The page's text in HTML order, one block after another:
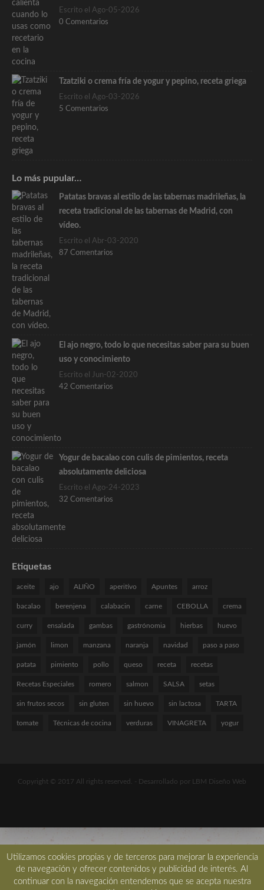
Escrito el Ago-05-2026
0 Comentarios
Tzatziki o crema fría de yogur y pepino, receta griega
Escrito el Ago-03-2026
5 Comentarios
Lo más pupular…
Patatas bravas al estilo de las tabernas madrileñas, la
receta tradicional de las tabernas de Madrid, con
vídeo.
Escrito el Abr-03-2020
87 Comentarios
El ajo negro, todo lo que necesitas saber para su buen
uso y conocimiento
Escrito el Jun-02-2020
42 Comentarios
Yogur de bacalao con culis de pimientos, receta
absolutamente deliciosa
Escrito el Ago-24-2023
32 Comentarios
Etiquetas
aceite ajo ALIÑO aperitivo Apuntes arroz
bacalao berenjena calabacin carne CEBOLLA crema
curry ensalada gambas gastrónomia hierbas huevo
jamón limon manzana naranja navidad paso a paso
patata pimiento pollo queso receta recetas
Recetas Especiales romero salmon SALSA setas
sin frutos secos sin gluten sin huevo sin lactosa TARTA
tomate Técnicas de cocina verduras VINAGRETA yogur
Copyright © 2017 All rights reserved. - Desarrollado por LBM Diseño Web
Utilizamos cookies propias y de terceros para mejorar la experiencia
de navegación y ofrecer contenidos y publicidad de interés. Al
continuar con la navegación entendemos que se acepta nuestra